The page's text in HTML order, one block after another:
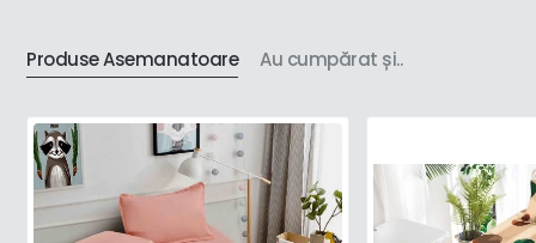
Caracteristici material :
- material obținut din bumbac 100%;
- moale, catifelat, plăcut la atingere;
Produse Asemanatoare Au cumpărat și..